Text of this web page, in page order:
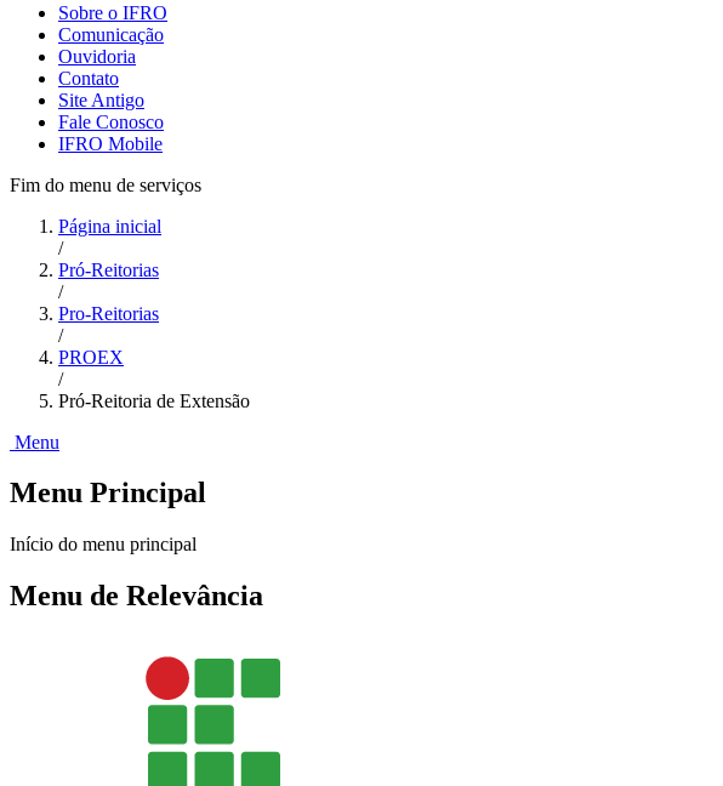
Sobre o IFRO
Comunicação
Ouvidoria
Contato
Site Antigo
Fale Conosco
IFRO Mobile
Fim do menu de serviços
Página inicial
/
Pró-Reitorias
/
Pro-Reitorias
/
PROEX
/
Pró-Reitoria de Extensão
Menu
Menu Principal
Início do menu principal
Menu de Relevância